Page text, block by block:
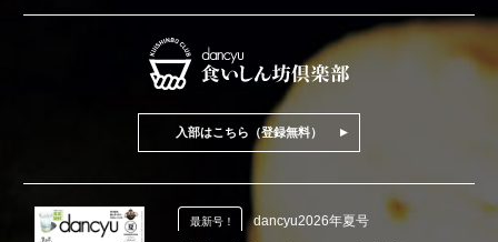
入部はこちら（登録無料）
最新号！ dancyu2026年夏号